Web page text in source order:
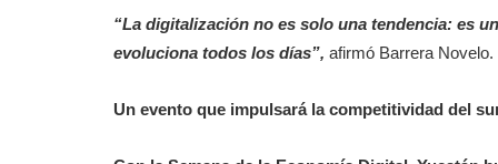
“La digitalización no es solo una tendencia: es
evoluciona todos los días”, afirmó Barrera Novelo.
Un evento que impulsará la competitividad del